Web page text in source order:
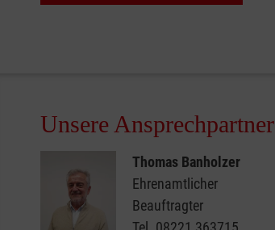
Unsere Ansprechpartner
Thomas Banholzer
Ehrenamtlicher
Beauftragter